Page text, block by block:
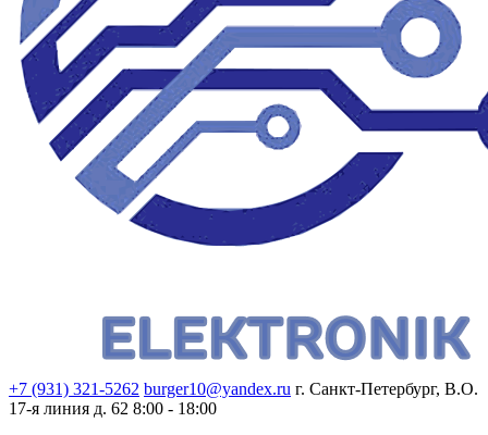
+7 (931) 321-5262 burger10@yandex.ru г. Санкт-Петербург, В.О.
17-я линия д. 62 8:00 - 18:00